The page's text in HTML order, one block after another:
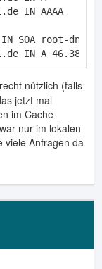
IN A
nützlich (falls
jetzt mal
im Cache
nur im lokalen
viele Anfragen da